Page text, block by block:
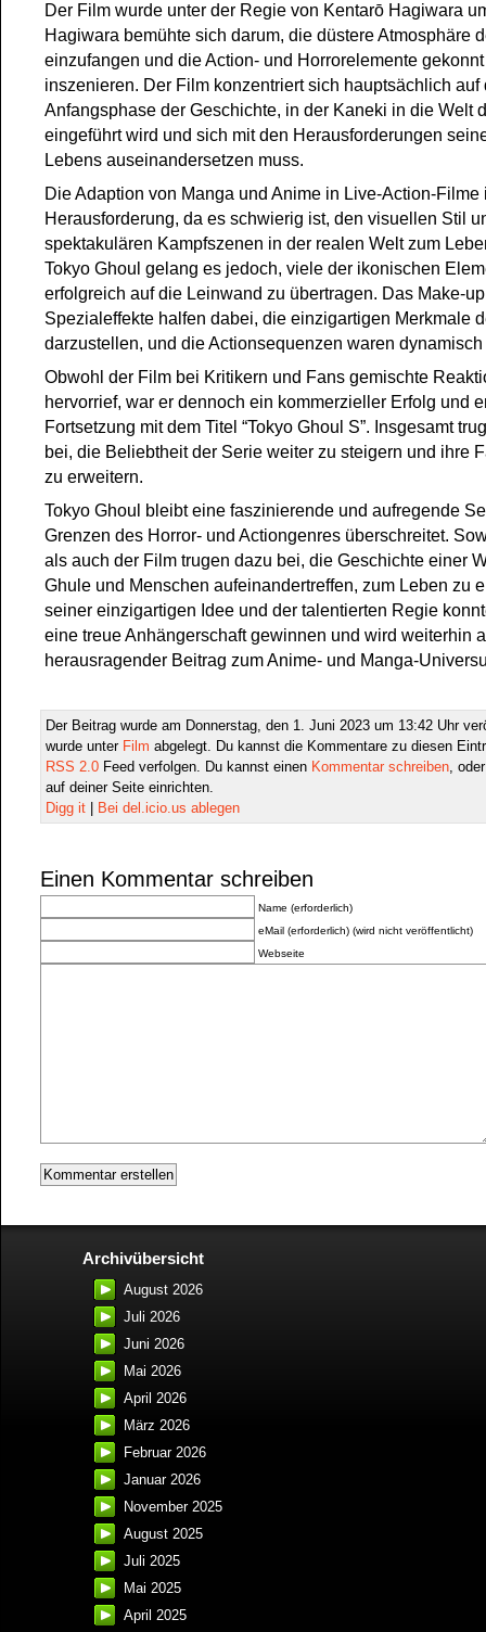
Der Film wurde unter der Regie von Kentarō Hagiwara
Hagiwara bemühte sich darum, die düstere Atmosphäre
einzufangen und die Action- und Horrorelemente
inszenieren. Der Film konzentriert sich hauptsächlich auf
Anfangsphase der Geschichte, in der Kaneki in die Welt
eingeführt wird und sich mit den Herausforderungen
Lebens auseinandersetzen muss.
Die Adaption von Manga und Anime in Live-Action-Filme
Herausforderung, da es schwierig ist, den visuellen Stil
spektakulären Kampfszenen in der realen Welt zum
Tokyo Ghoul gelang es jedoch, viele der ikonischen
erfolgreich auf die Leinwand zu übertragen. Das Make-
Spezialeffekte halfen dabei, die einzigartigen Merkmale
darzustellen, und die Actionsequenzen waren
Obwohl der Film bei Kritikern und Fans gemischte
hervorrief, war er dennoch ein kommerzieller Erfolg und
Fortsetzung mit dem Titel “Tokyo Ghoul S”. Insgesamt
bei, die Beliebtheit der Serie weiter zu steigern und ihre
zu erweitern.
Tokyo Ghoul bleibt eine faszinierende und aufregende
Grenzen des Horror- und Actiongenres überschreitet.
als auch der Film trugen dazu bei, die Geschichte einer
Ghule und Menschen aufeinandertreffen, zum Leben zu
seiner einzigartigen Idee und der talentierten Regie
eine treue Anhängerschaft gewinnen und wird weiterhin
herausragender Beitrag zum Anime- und Manga-
Der Beitrag wurde am Donnerstag, den 1. Juni 2023 um 13:42 Uhr
wurde unter Film abgelegt. Du kannst die Kommentare zu diesen
RSS 2.0 Feed verfolgen. Du kannst einen Kommentar schreiben,
auf deiner Seite einrichten.
Digg it
Bei del.icio.us ablegen
Einen Kommentar schreiben
Name (erforderlich)
eMail (erforderlich) (wird nicht veröffentlicht)
Webseite
Archivübersicht
August 2026
Juli 2026
Juni 2026
Mai 2026
April 2026
März 2026
Februar 2026
Januar 2026
November 2025
August 2025
Juli 2025
Mai 2025
April 2025